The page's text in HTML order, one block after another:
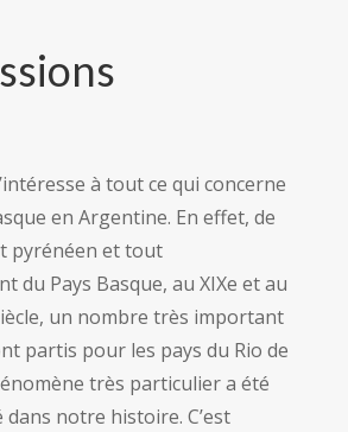
à tout ce qui concerne
en Argentine. En effet, de
pyrénéen et tout
du Pays Basque, au XIXe et au
un nombre très important
partis pour les pays du Rio de
très particulier a été
notre histoire. C’est